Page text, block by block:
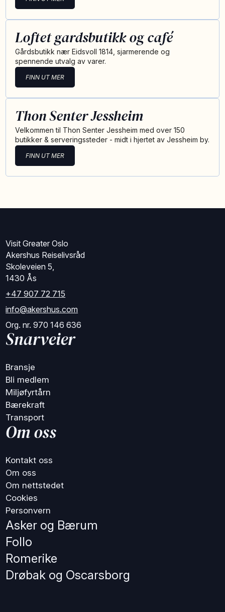
Loftet gardsbutikk og café
Gårdsbutikk nær Eidsvoll 1814, sjarmerende og
spennende utvalg av varer.
FINN UT MER
Thon Senter Jessheim
Velkommen til Thon Senter Jessheim med over 150
butikker & serveringssteder - midt i hjertet av Jessheim by.
FINN UT MER
Visit Greater Oslo
Akershus Reiselivsråd
Skoleveien 5,
1430 Ås
+47 907 72 715
info@akershus.com
Org. nr. 970 146 636
Snarveier
Bransje
Bli medlem
Miljøfyrtårn
Bærekraft
Transport
Om oss
Kontakt oss
Om oss
Om nettstedet
Cookies
Personvern
Asker og Bærum
Follo
Romerike
Drøbak og Oscarsborg